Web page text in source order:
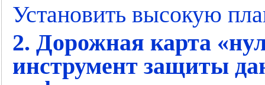
Установить высокую
2. Дорожная карта
инструмент защиты